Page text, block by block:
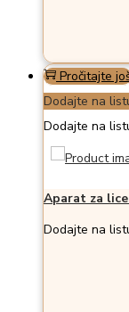
Pročitajte
Dodajte na
Dodajte na
Aparat za
Dodajte na